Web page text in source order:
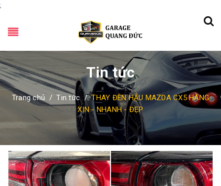
;
Tin tức
Trang chủ / Tin tức / THAY ĐÈN HẬU MAZDA CX5 HÀNG
XỊN - NHANH - ĐẸP